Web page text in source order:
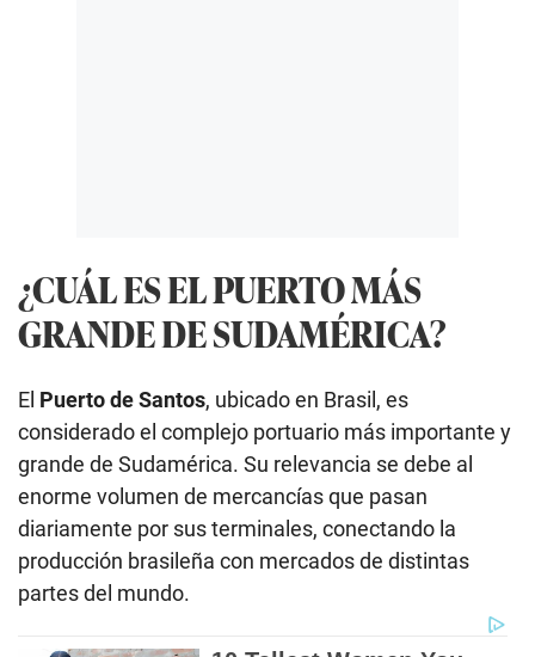
¿CUÁL ES EL PUERTO MÁS
GRANDE DE SUDAMÉRICA?
El Puerto de Santos, ubicado en Brasil, es
considerado el complejo portuario más importante y
grande de Sudamérica. Su relevancia se debe al
enorme volumen de mercancías que pasan
diariamente por sus terminales, conectando la
producción brasileña con mercados de distintas
partes del mundo.